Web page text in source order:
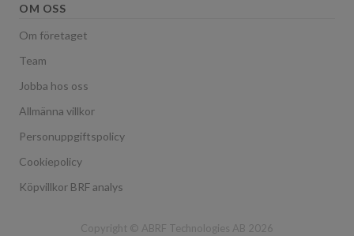
OM OSS
Om företaget
Team
Jobba hos oss
Allmänna villkor
Personuppgiftspolicy
Cookiepolicy
Köpvillkor BRF analys
Copyright © ABRF Technologies AB 2026